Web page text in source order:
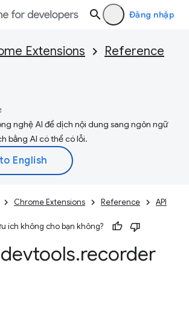
Đăng nhập
Extensions
Reference
nghệ AI để dịch nội dung sang ngôn ngữ
bằng AI có thể có lỗi.
Chrome Extensions Reference API
ích không cho bạn không?
devtools.recorder